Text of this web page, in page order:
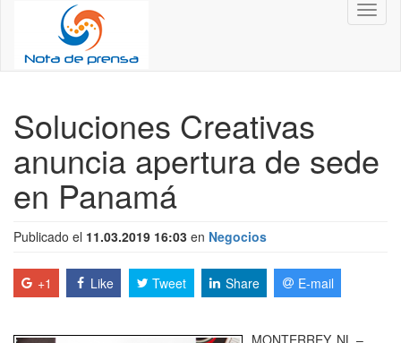
Soluciones Creativas
anuncia apertura de sede
en Panamá
Publicado el 11.03.2019 16:03 en Negocios
+1 Like Tweet Share E-mail
MONTERREY, NL –